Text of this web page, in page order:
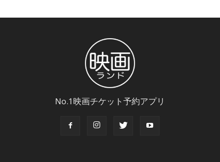
No.1映画チケット予約アプリ